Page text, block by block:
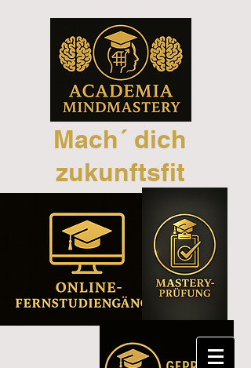
Mach´ dich
zukunftsfit